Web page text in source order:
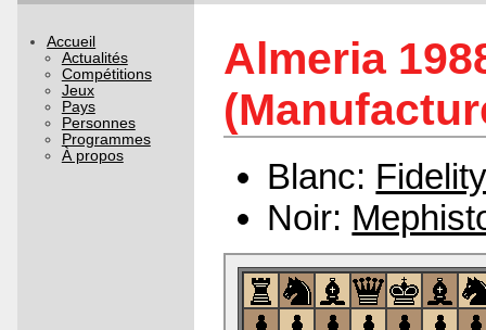
Accueil
Actualités
Compétitions
Jeux
Pays
Personnes
Programmes
À propos
Almeria
Blanc:
Noir: